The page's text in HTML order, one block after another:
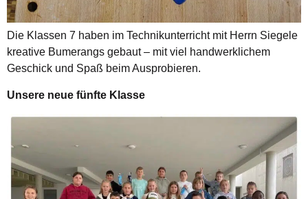
Die Klassen 7 haben im Technikunterricht mit Herrn Siegele
kreative Bumerangs gebaut – mit viel handwerklichem
Geschick und Spaß beim Ausprobieren.
Unsere neue fünfte Klasse